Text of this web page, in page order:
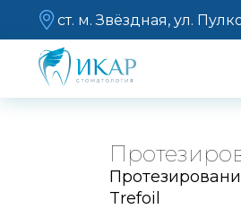
ст. м. Звёздная, ул.
Trefoil